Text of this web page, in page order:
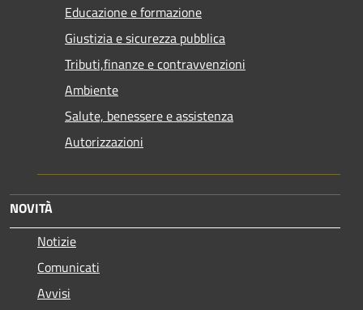
Educazione e formazione
Giustizia e sicurezza pubblica
Tributi,finanze e contravvenzioni
Ambiente
Salute, benessere e assistenza
Autorizzazioni
NOVITÀ
Notizie
Comunicati
Avvisi